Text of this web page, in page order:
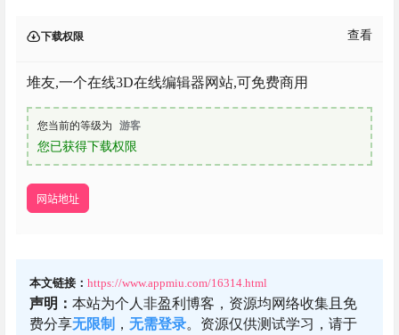
下载权限 查看
堆友,一个在线3D在线编辑器网站,可免费商用
您当前的等级为 游客
您已获得下载权限
网站地址
本文链接： https://www.appmiu.com/16314.html
声明： 本站为个人非盈利博客，资源均网络收集且免
费分享无限制 ， 无需登录。资源仅供测试学习，请于